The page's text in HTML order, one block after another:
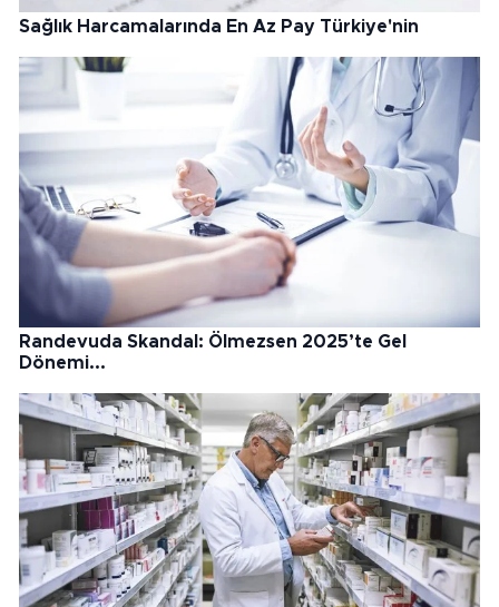
Sağlık Harcamalarında En Az Pay Türkiye'nin
Randevuda Skandal: Ölmezsen 2025’te Gel
Dönemi...